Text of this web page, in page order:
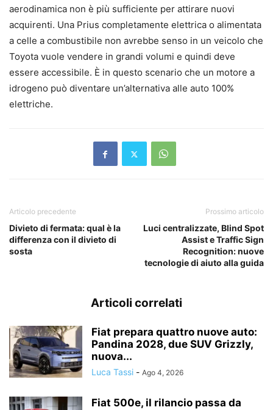
aerodinamica non è più sufficiente per attirare nuovi
acquirenti. Una Prius completamente elettrica o alimentata
a celle a combustibile non avrebbe senso in un veicolo che
Toyota vuole vendere in grandi volumi e quindi deve
essere accessibile. È in questo scenario che un motore a
idrogeno può diventare un’alternativa alle auto 100%
elettriche.
Articolo precedente
Divieto di fermata: qual è la
differenza con il divieto di
sosta
Prossimo articolo
Luci centralizzate, Blind Spot
Assist e Traffic Sign
Recognition: nuove
tecnologie di aiuto alla guida
Articoli correlati
Fiat prepara quattro nuove auto:
Pandina 2028, due SUV Grizzly,
nuova...
Luca Tassi - Ago 4, 2026
Fiat 500e, il rilancio passa da